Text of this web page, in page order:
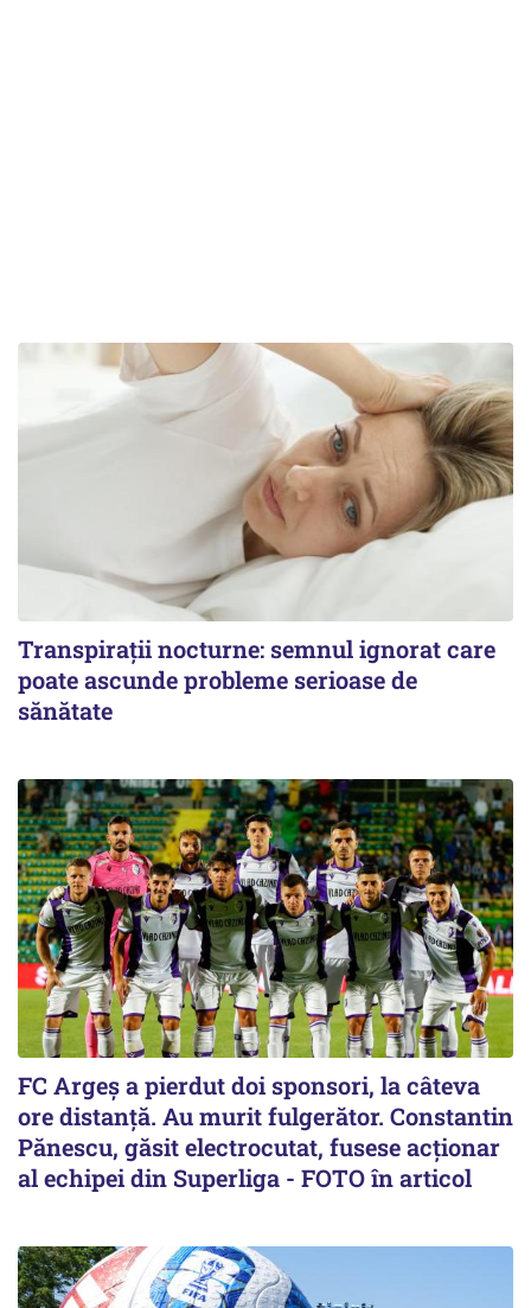
Transpirații nocturne: semnul ignorat care
poate ascunde probleme serioase de
sănătate
FC Argeș a pierdut doi sponsori, la câteva
ore distanță. Au murit fulgerător. Constantin
Pănescu, găsit electrocutat, fusese acționar
al echipei din Superliga - FOTO în articol